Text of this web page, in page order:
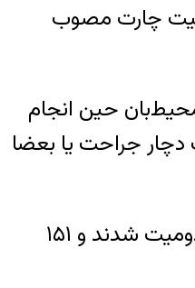
هستند. اما ظرفیت چارت مصوب
سال جاری، پایگاه خبری اعتماد گزارش داده بود که از ابتدای تاسیس سازمان حفاظت محیط‌زیست تاکنون ۱۵۴ محیط‌بان حین انجام
حفاظت از محیط‌زیست دچار جراحت یا بعضا
کرده بود که ۳۸۶ محیط بان در راه حفاظت از محیط زیست کشور دچار مصدومیت شدند و ۱۵۱